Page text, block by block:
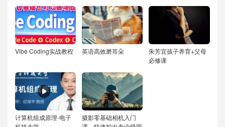
Vibe Coding实战教程 英语高效磨耳朵
朱芳宜孩子养育+父母
必修课
计算机组成原理-电子
摄影零基础相机入门